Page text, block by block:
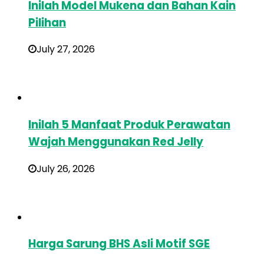
Inilah Model Mukena dan Bahan Kain
Pilihan
July 27, 2026
Inilah 5 Manfaat Produk Perawatan
Wajah Menggunakan Red Jelly
July 26, 2026
Harga Sarung BHS Asli Motif SGE